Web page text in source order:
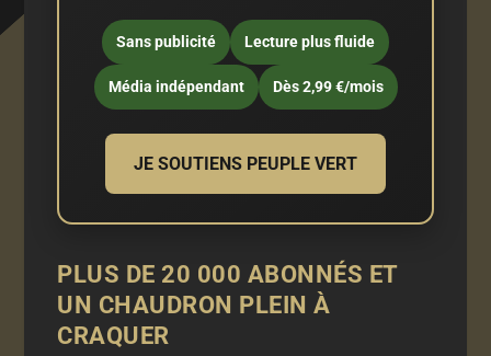
Sans publicité Lecture plus fluide
Média indépendant Dès 2,99 €/mois
JE SOUTIENS PEUPLE VERT
PLUS DE 20 000 ABONNÉS ET
UN CHAUDRON PLEIN À
CRAQUER